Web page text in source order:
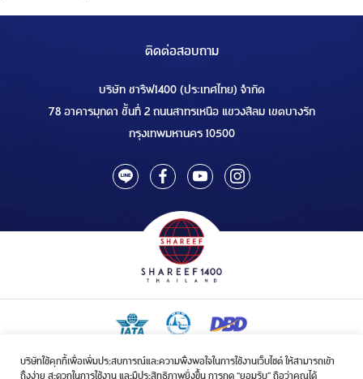
บริษัทใช้คุกกี้เพื่อเพิ่มประสบการณ์และความพึงพอใจในการใช้งานเว็บไซต์ ให้สามารถเข้า
ถึงง่าย สะดวกในการใช้งาน และมีประสิทธิภาพยิ่งขึ้น การกด “ยอมรับ” ถือว่าคุณได้
ติดต่อสอบถาม
บริษัท ชารีฟ1400 (ประเทศไทย) จำกัด
78 อาคารมุกดา ชั้นที่ 2 ถนนสาทรเหนือ แขวงสีลม เขตบางรัก
กรุงเทพมหานคร 10500
ใบอนุญาตเป็นผู้ประกอบกิจการรับจัดบริการขนส่งในกิจการฮัจย์เลขที่ 1/2568